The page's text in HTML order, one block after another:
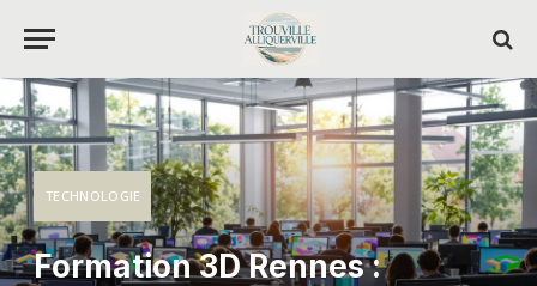
TECHNOLOGIE
Formation 3D Rennes :